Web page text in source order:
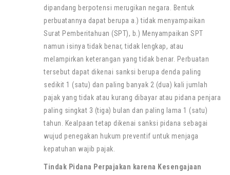
dipandang berpotensi merugikan negara. Bentuk
perbuatannya dapat berupa a.) tidak menyampaikan
Surat Pemberitahuan (SPT), b.) Menyampaikan SPT
namun isinya tidak benar, tidak lengkap, atau
melampirkan keterangan yang tidak benar. Perbuatan
tersebut dapat dikenai sanksi berupa denda paling
sedikit 1 (satu) dan paling banyak 2 (dua) kali jumlah
pajak yang tidak atau kurang dibayar atau pidana penjara
paling singkat 3 (tiga) bulan dan paling lama 1 (satu)
tahun. Kealpaan tetap dikenai sanksi pidana sebagai
wujud penegakan hukum preventif untuk menjaga
kepatuhan wajib pajak.
Tindak Pidana Perpajakan karena Kesengajaan